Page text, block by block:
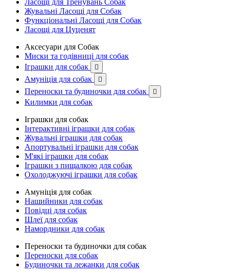
Ласощі для Тренувань Собак
Жувальні Ласощі для Собак
Функціональні Ласощі для Собак
Ласощі для Цуценят
Аксесуари для Собак
Миски та годівниці для собак
Іграшки для собак

Амуніція для собак 
Переноски та будиночки для собак 
Килимки для собак
Іграшки для собак
Інтерактивні іграшки для собак
Жувальні іграшки для собак
Апортувальні іграшки для собак
М'які іграшки для собак
Іграшки з пищалкою для собак
Охолоджуючі іграшки для собак
Амуніція для собак
Нашийники для собак
Повідці для собак
Шлеї для собак
Намордники для собак
Переноски та будиночки для собак
Переноски для собак
Будиночки та лежанки для собак